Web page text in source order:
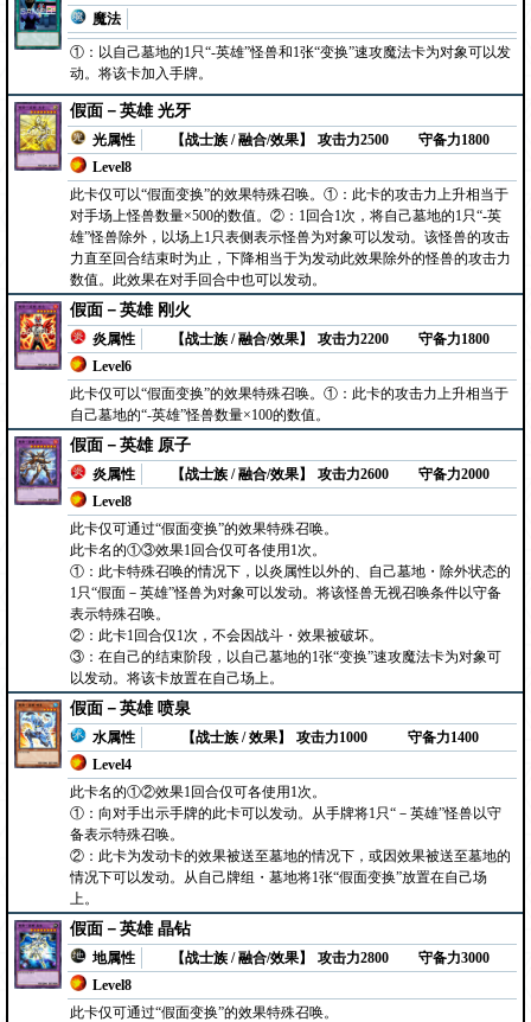
魔法
①：以自己墓地的1只“-英雄”怪兽和1张“变换”速攻魔法卡为对象可以发
动。将该卡加入手牌。
假面－英雄 光牙
光属性
【战士族 / 融合/效果】
Level8
攻击力2500 守备力1800
此卡仅可以“假面变换”的效果特殊召唤。①：此卡的攻击力上升相当于
对手场上怪兽数量×500的数值。②：1回合1次，将自己墓地的1只“-英
雄”怪兽除外，以场上1只表侧表示怪兽为对象可以发动。该怪兽的攻击
力直至回合结束时为止，下降相当于为发动此效果除外的怪兽的攻击力
数值。此效果在对手回合中也可以发动。
假面－英雄 刚火
炎属性
【战士族 / 融合/效果】
Level6
攻击力2200 守备力1800
此卡仅可以“假面变换”的效果特殊召唤。①：此卡的攻击力上升相当于
自己墓地的“-英雄”怪兽数量×100的数值。
假面－英雄 原子
炎属性
【战士族 / 融合/效果】
Level8
攻击力2600 守备力2000
此卡仅可通过“假面变换”的效果特殊召唤。
此卡名的①③效果1回合仅可各使用1次。
①：此卡特殊召唤的情况下，以炎属性以外的、自己墓地・除外状态的
1只“假面－英雄”怪兽为对象可以发动。将该怪兽无视召唤条件以守备
表示特殊召唤。
②：此卡1回合仅1次，不会因战斗・效果被破坏。
③：在自己的结束阶段，以自己墓地的1张“变换”速攻魔法卡为对象可
以发动。将该卡放置在自己场上。
假面－英雄 喷泉
水属性
【战士族 / 效果】
Level4
攻击力1000 守备力1400
此卡名的①②效果1回合仅可各使用1次。
①：向对手出示手牌的此卡可以发动。从手牌将1只“－英雄”怪兽以守
备表示特殊召唤。
②：此卡为发动卡的效果被送至墓地的情况下，或因效果被送至墓地的
情况下可以发动。从自己牌组・墓地将1张“假面变换”放置在自己场
上。
假面－英雄 晶钻
地属性
【战士族 / 融合/效果】
Level8
攻击力2800 守备力3000
此卡仅可通过“假面变换”的效果特殊召唤。